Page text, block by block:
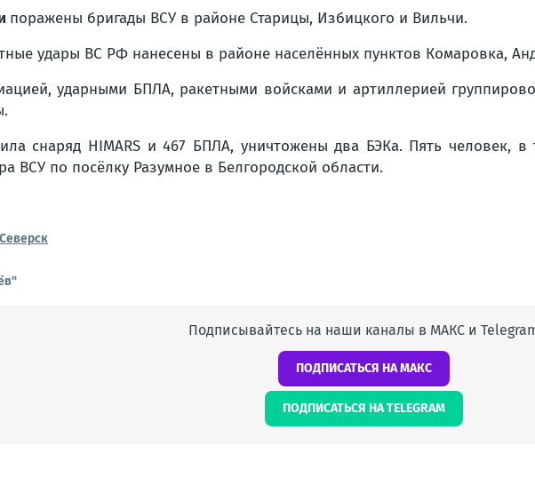
поражены бригады ВСУ в районе Старицы, Избицкого и Вильчи.
удары ВС РФ нанесены в районе населённых пунктов Комаровка,
ударными БПЛА, ракетными войсками и артиллерией
снаряд HIMARS и 467 БПЛА, уничтожены два БЭКа. Пять человек,
ВСУ по посёлку Разумное в Белгородской области.
Северск
Подписывайтесь на наши каналы в МАКС и
ПОДПИСАТЬСЯ НА МАКС
ПОДПИСАТЬСЯ НА TELEGRAM